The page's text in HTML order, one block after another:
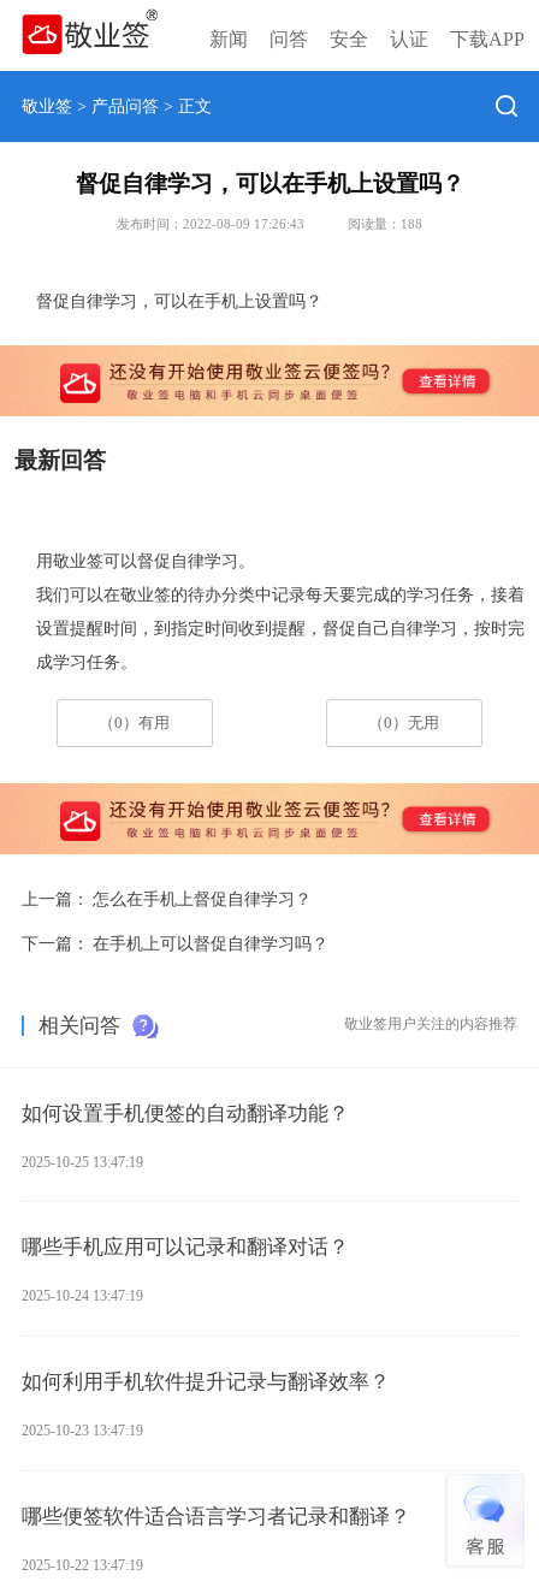
新闻 问答 安全 认证 下载APP
敬业签> 产品问答> 正文
督促自律学习，可以在手机上设置吗？
发布时间：2022-08-09 17:26:43 阅读量： 188
督促自律学习，可以在手机上设置吗？
最新回答
用敬业签可以督促自律学习。
我们可以在敬业签的待办分类中记录每天要完成的学习任务，接着
设置提醒时间，到指定时间收到提醒，督促自己自律学习，按时完
成学习任务。
（0）有用 （0）无用
上一篇： 怎么在手机上督促自律学习？
下一篇： 在手机上可以督促自律学习吗？
相关问答 敬业签用户关注的内容推荐
如何设置手机便签的自动翻译功能？
2025-10-25 13:47:19
哪些手机应用可以记录和翻译对话？
2025-10-24 13:47:19
如何利用手机软件提升记录与翻译效率？
2025-10-23 13:47:19
哪些便签软件适合语言学习者记录和翻译？
2025-10-22 13:47:19